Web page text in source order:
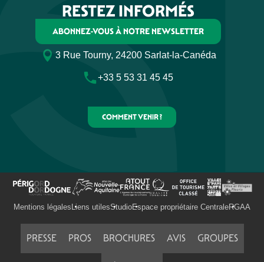
RESTEZ INFORMÉS
ABONNEZ-VOUS À NOTRE NEWSLETTER
3 Rue Tourny, 24200 Sarlat-la-Canéda
+33 5 53 31 45 45
COMMENT VENIR ?
Mentions légales Liens utilesStudioEspace propriétaire CentraleRGAA
PRESSE PROS BROCHURES AVIS GROUPES